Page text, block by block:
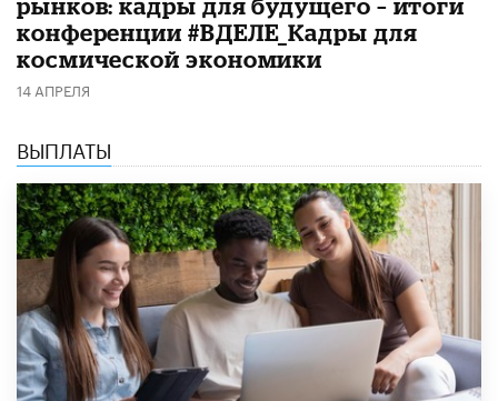
конференции #ВДЕЛЕ_Кадры для
космической экономики
14 АПРЕЛЯ
ВЫПЛАТЫ